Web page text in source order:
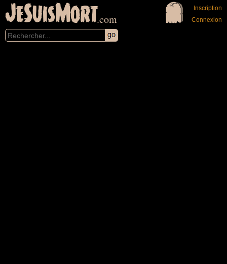
JeSuisMort.com
Inscription
Connexion